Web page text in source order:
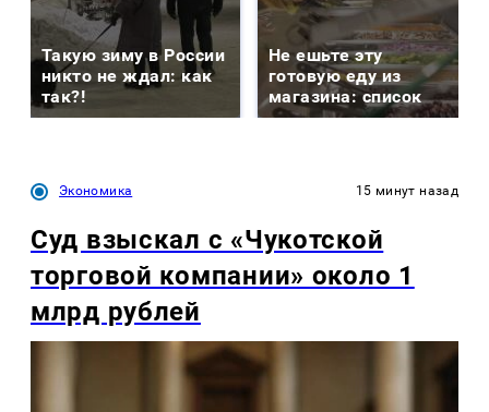
Такую зиму в России
никто не ждал: как
так?!
Не ешьте эту
готовую еду из
магазина: список
Экономика 15 минут назад
Суд взыскал с «Чукотской
торговой компании» около 1
млрд рублей